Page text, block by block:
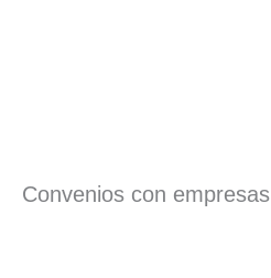
Convenios con empresas